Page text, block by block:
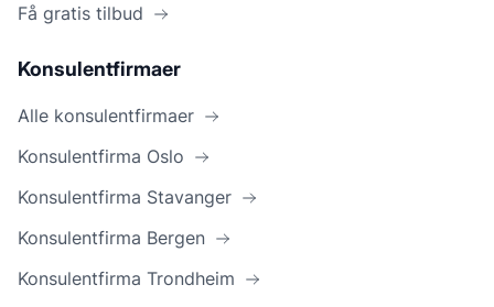
Få gratis tilbud
Konsulentfirmaer
Alle konsulentfirmaer
Konsulentfirma Oslo
Konsulentfirma Stavanger
Konsulentfirma Bergen
Konsulentfirma Trondheim